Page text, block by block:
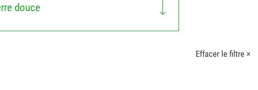
douce
Effacer le filtre ×